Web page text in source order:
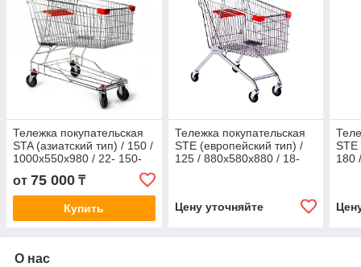
Тележка покупательская
STA (азиатский тип) / 150 /
1000х550х980 / 22- 150-
1000х550х980- 22
от 75 000 ₸
Купить
Тележка покупательская
STE (европейский тип) /
125 / 880х580х880 / 18-
Цену уточняйте
STE
180
О нас